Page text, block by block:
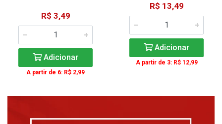
R$ 3,49
Adicionar
A partir de 6: R$ 2,99
R$ 13,49
Adicionar
A partir de 3: R$ 12,99